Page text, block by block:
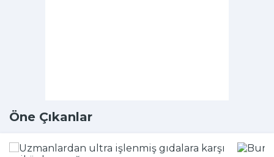
Öne Çıkanlar